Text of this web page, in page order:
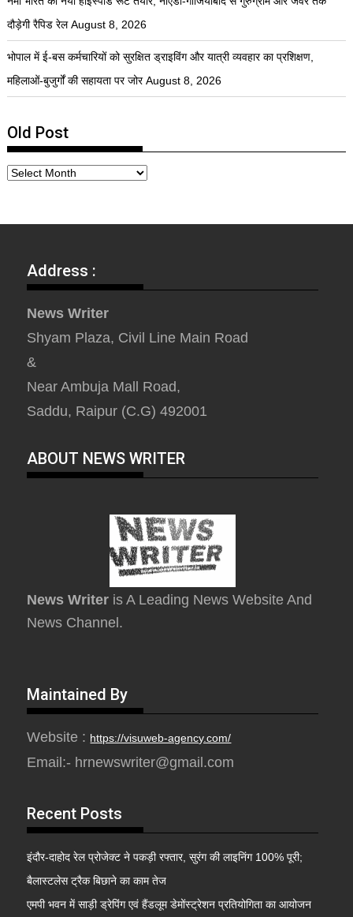
दौड़ेगी रैपिड रेल August 8, 2026
भोपाल में ई-बस कर्मचारियों को सुरक्षित ड्राइविंग और यात्री व्यवहार का प्रशिक्षण,
महिलाओं-बुजुर्गों की सहायता पर जोर August 8, 2026
Old Post
Address :
News Writer
Shyam Plaza, Civil Line Main Road
&
Near Ambuja Mall Road,
Saddu, Raipur (C.G) 492001
ABOUT NEWS WRITER
News Writer is A Leading News Website And
News Channel.
Maintained By
Website : https://visuweb-agency.com/
Email:- hrnewswriter@gmail.com
Recent Posts
इंदौर-दाहोद रेल प्रोजेक्ट ने पकड़ी रफ्तार, सुरंग की लाइनिंग 100% पूरी;
बैलास्टलेस ट्रैक बिछाने का काम तेज
एमपी भवन में साड़ी ड्रेपिंग एवं हैंडलूम डेमोंस्ट्रेशन प्रतियोगिता का आयोजन